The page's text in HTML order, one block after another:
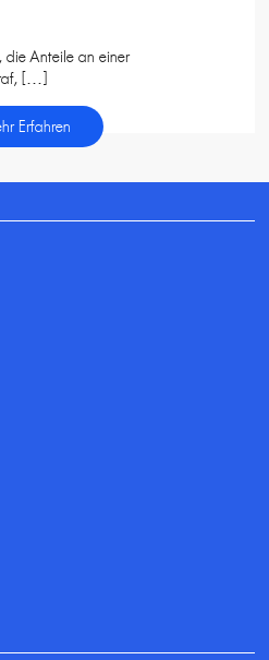
die Anteile an einer
[…]
Erfahren